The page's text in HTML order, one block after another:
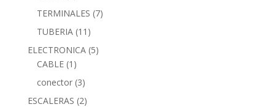
TERMINALES (7)
TUBERIA (11)
ELECTRONICA (5)
CABLE (1)
conector (3)
ESCALERAS (2)